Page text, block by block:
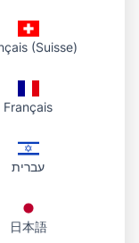
para makita
ang
mabilis mag-
(Suisse)
Français
עברית
日本語